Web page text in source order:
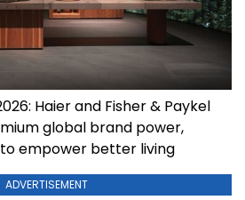
Haier and Fisher & Paykel
global brand power,
empower better living
ADVERTISEMENT